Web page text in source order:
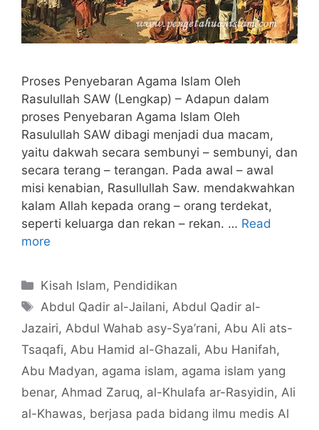
Proses Penyebaran Agama Islam Oleh
Rasulullah SAW (Lengkap) – Adapun dalam
proses Penyebaran Agama Islam Oleh
Rasulullah SAW dibagi menjadi dua macam,
yaitu dakwah secara sembunyi – sembunyi, dan
secara terang – terangan. Pada awal – awal
misi kenabian, Rasullullah Saw. mendakwahkan
kalam Allah kepada orang – orang terdekat,
seperti keluarga dan rekan – rekan. … Read
more
Categories
Kisah Islam, Pendidikan
Tags
Abdul Qadir al-Jailani, Abdul Qadir al-
Jazairi, Abdul Wahab asy-Sya’rani, Abu Ali ats-
Tsaqafi, Abu Hamid al-Ghazali, Abu Hanifah,
Abu Madyan, agama islam, agama islam yang
benar, Ahmad Zaruq, al-Khulafa ar-Rasyidin, Ali
al-Khawas, berjasa pada bidang ilmu medis Al